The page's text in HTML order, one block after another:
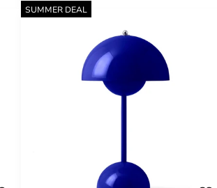
SUMMER DEAL